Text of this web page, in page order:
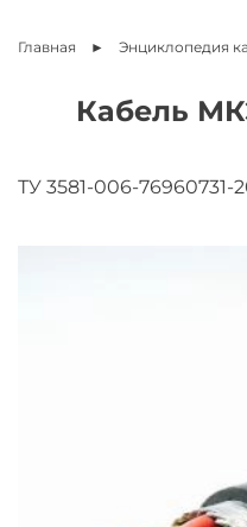
Главная Энциклопедия
Кабель
ТУ 3581-006-76960731-